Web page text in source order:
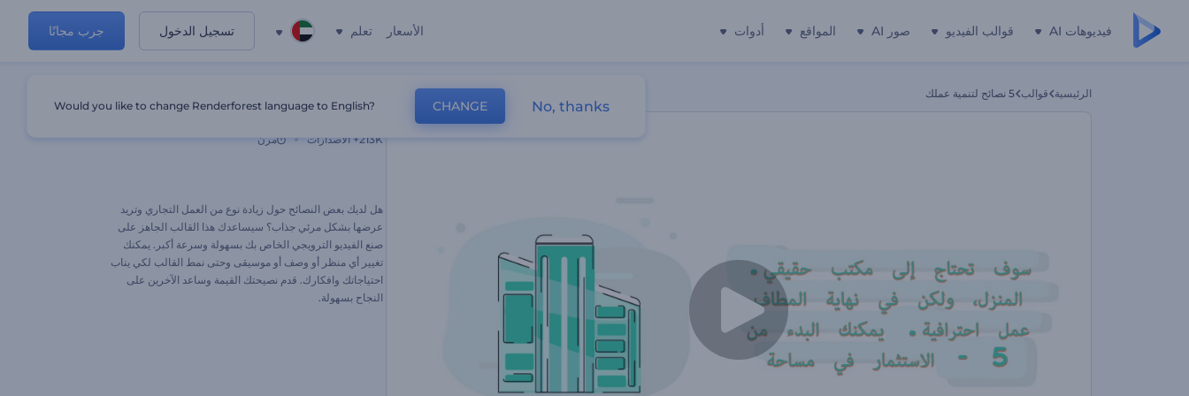
فيديوهات AI قوالب الفيديو صور AI المواقع أدوات الأسعار تعلم تسجيل الدخول جرب مجانًا
الرئيسية قوالب 5 نصائح لتنمية عملك
213K+ الاصدارات مرن
هل لديك بعض النصائح حول زيادة نوع من العمل التجاري وتريد
عرضها بشكل مرئي جذاب؟ سيساعدك هذا القالب الجاهز على
صنع الفيديو الترويجي الخاص بك بسهولة وسرعة أكبر. يمكنك
تغيير أي منظر أو وصف أو موسيقى وحتى نمط القالب لكي يناب
احتياجاتك وافكارك. قدم نصيحتك القيمة وساعد الآخرين على
النجاح بسهولة.
Would you like to change Renderforest language to English? CHANGE No, thanks